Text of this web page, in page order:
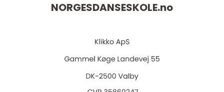
NORGESDANSESKOLE.no